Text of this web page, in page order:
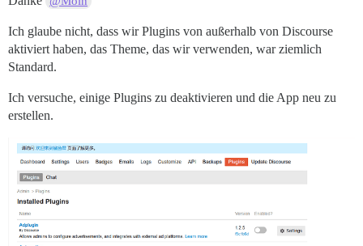
Ich glaube nicht, dass wir Plugins von außerhalb von Discourse
aktiviert haben, das Theme, das wir verwenden, war ziemlich
Standard.
Ich versuche, einige Plugins zu deaktivieren und die App neu zu
erstellen.